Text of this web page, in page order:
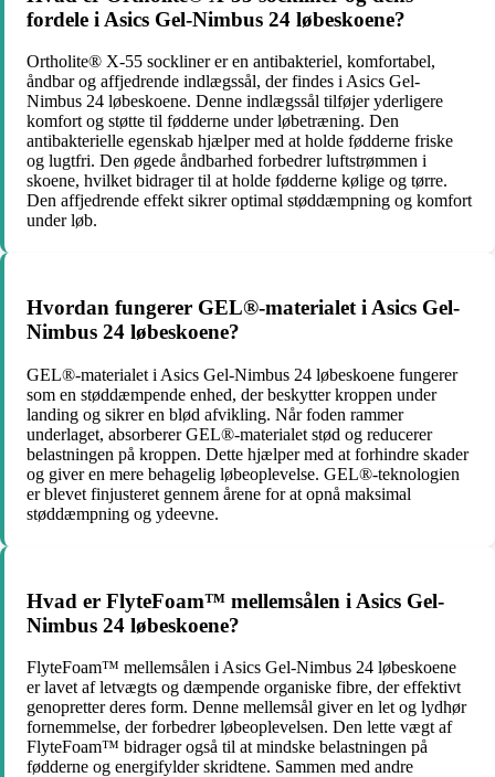
fordele i Asics Gel-Nimbus 24 løbeskoene?
Ortholite® X-55 sockliner er en antibakteriel, komfortabel,
åndbar og affjedrende indlægssål, der findes i Asics Gel-
Nimbus 24 løbeskoene. Denne indlægssål tilføjer yderligere
komfort og støtte til fødderne under løbetræning. Den
antibakterielle egenskab hjælper med at holde fødderne friske
og lugtfri. Den øgede åndbarhed forbedrer luftstrømmen i
skoene, hvilket bidrager til at holde fødderne kølige og tørre.
Den affjedrende effekt sikrer optimal støddæmpning og komfort
under løb.
Hvordan fungerer GEL®-materialet i Asics Gel-
Nimbus 24 løbeskoene?
GEL®-materialet i Asics Gel-Nimbus 24 løbeskoene fungerer
som en støddæmpende enhed, der beskytter kroppen under
landing og sikrer en blød afvikling. Når foden rammer
underlaget, absorberer GEL®-materialet stød og reducerer
belastningen på kroppen. Dette hjælper med at forhindre skader
og giver en mere behagelig løbeoplevelse. GEL®-teknologien
er blevet finjusteret gennem årene for at opnå maksimal
støddæmpning og ydeevne.
Hvad er FlyteFoam™ mellemsålen i Asics Gel-
Nimbus 24 løbeskoene?
FlyteFoam™ mellemsålen i Asics Gel-Nimbus 24 løbeskoene
er lavet af letvægts og dæmpende organiske fibre, der effektivt
genopretter deres form. Denne mellemsål giver en let og lydhør
fornemmelse, der forbedrer løbeoplevelsen. Den lette vægt af
FlyteFoam™ bidrager også til at mindske belastningen på
fødderne og energifylder skridtene. Sammen med andre